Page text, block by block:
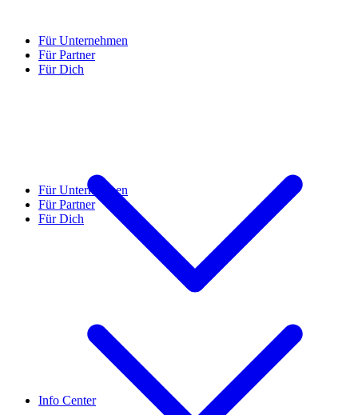
Für Unternehmen
Für Partner
Für Dich
Info Center
Für Unternehmen
Für Partner
Für Dich